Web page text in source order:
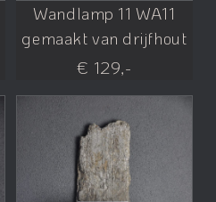
Wandlamp 11 WA11
gemaakt van drijfhout
€ 129,-